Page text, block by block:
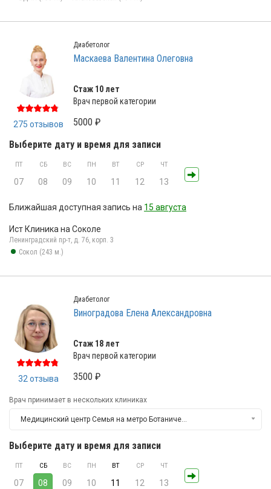
275 отзывов
Диабетолог
Маскаева Валентина Олеговна
Стаж 10 лет
Врач первой категории
5000 ₽
Выберите дату и время для записи
ПТ
07
СБ
08
ВС
09
ПН
10
ВТ
11
СР
12
ЧТ
13
Ближайшая доступная запись на 15 августа
Ист Клиника на Соколе
Ленинградский пр-т, д. 76, корп. 3
Сокол (243 м.)
32 отзыва
Диабетолог
Виноградова Елена Александровна
Стаж 18 лет
Врач первой категории
3500 ₽
Врач принимает в нескольких клиниках
Медицинский центр Семья на метро Ботанический сад
Выберите дату и время для записи
ПТ
07
СБ
08
ВС
09
ПН
10
ВТ
11
СР
12
ЧТ
13